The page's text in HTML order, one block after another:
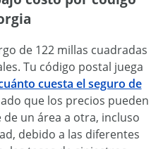
de 122 millas cuadradas
Tu código postal juega
cuesta el seguro de
que los precios pueden
un área a otra, incluso
debido a las diferentes